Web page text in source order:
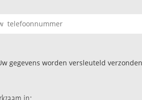
gegevens worden versleuteld